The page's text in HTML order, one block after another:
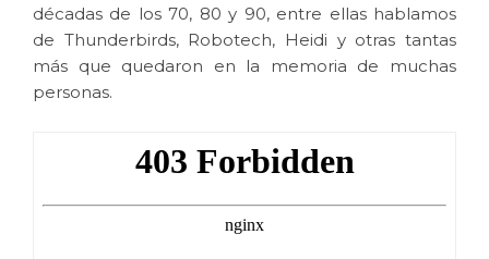
décadas de los 70, 80 y 90, entre ellas hablamos
de Thunderbirds, Robotech, Heidi y otras tantas
más que quedaron en la memoria de muchas
personas.